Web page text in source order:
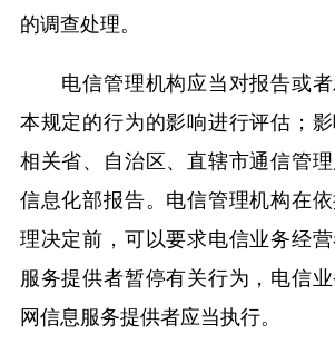
的调查处理。
电信管理机构应当对报告或者
本规定的行为的影响进行评估；
相关省、自治区、直辖市通信管
信息化部报告。电信管理机构在
理决定前，可以要求电信业务经
服务提供者暂停有关行为，电信
网信息服务提供者应当执行。